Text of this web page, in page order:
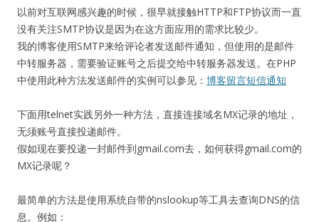
以前对互联网感兴趣的时候，很早就接触HTTP和FTP协议而一直
没有关注SMTP协议是因为在这方面应用的需求比较少。
我的博客使用SMTP来给评论者发送邮件通知，但使用的是邮件
中转服务器，需要验证账号之后提交给中转服务器发送。在PHP
中使用此种方法发送邮件的实例可以参见： 博客留言短信通知
下面用telnet实践另外一种方法，直接连接域名MX记录的地址，
无须账号直接投递邮件。
假如现在要投递一封邮件到gmail.com去，如何获得gmail.com的
MX记录呢？
最简单的方法是使用系统自带的nslookup等工具去查询DNS的信
息。例如：